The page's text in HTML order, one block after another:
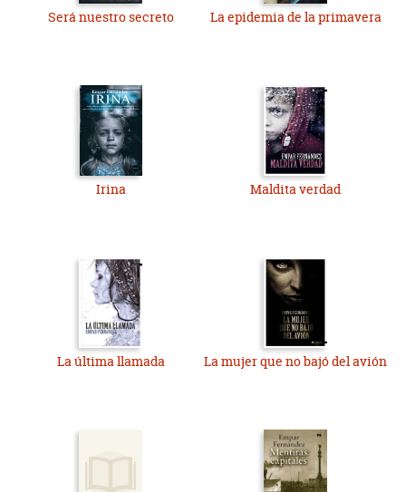
Será nuestro secreto La epidemia de la primavera
Irina Maldita verdad
La última llamada La mujer que no bajó del avión